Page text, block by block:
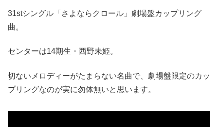
31stシングル「さよならクロール」劇場盤カップリング
曲。
センターは14期生・西野未姫。
切ないメロディーがたまらない名曲で、劇場盤限定のカッ
プリングなのが実に勿体無いと思います。